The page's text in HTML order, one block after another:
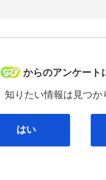
病院なび
からのアンケート
知りたい情報は見つか
はい